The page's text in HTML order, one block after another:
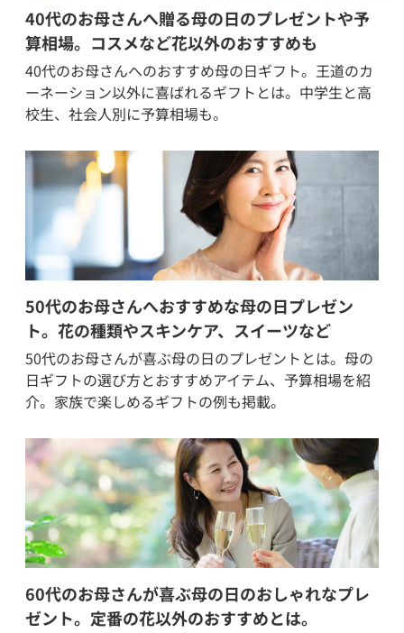
40代のお母さんへ贈る母の日のプレゼントや予
算相場。コスメなど花以外のおすすめも
40代のお母さんへのおすすめ母の日ギフト。王道のカ
ーネーション以外に喜ばれるギフトとは。中学生と高
校生、社会人別に予算相場も。
50代のお母さんへおすすめな母の日プレゼン
ト。花の種類やスキンケア、スイーツなど
50代のお母さんが喜ぶ母の日のプレゼントとは。母の
日ギフトの選び方とおすすめアイテム、予算相場を紹
介。家族で楽しめるギフトの例も掲載。
60代のお母さんが喜ぶ母の日のおしゃれなプレ
ゼント。定番の花以外のおすすめとは。